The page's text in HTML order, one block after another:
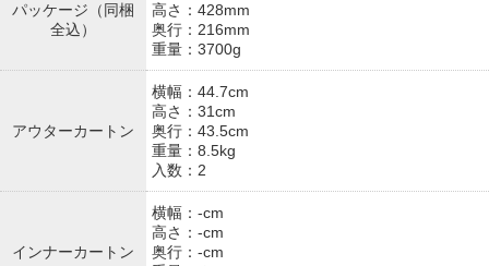
パッケージ（同梱
全込）
高さ：428mm
奥行：216mm
重量：3700g
アウターカートン
横幅：44.7cm
高さ：31cm
奥行：43.5cm
重量：8.5kg
入数：2
インナーカートン
横幅：-cm
高さ：-cm
奥行：-cm